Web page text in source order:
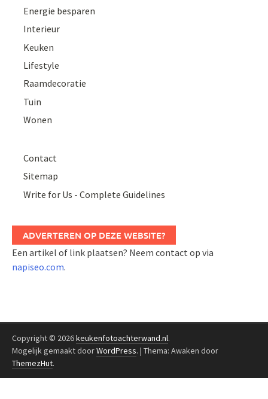
Energie besparen
Interieur
Keuken
Lifestyle
Raamdecoratie
Tuin
Wonen
Contact
Sitemap
Write for Us - Complete Guidelines
ADVERTEREN OP DEZE WEBSITE?
Een artikel of link plaatsen? Neem contact op via
napiseo.com.
Copyright © 2026keukenfotoachterwand.nl.
Mogelijk gemaakt doorWordPress. | Thema: Awaken door
ThemezHut.